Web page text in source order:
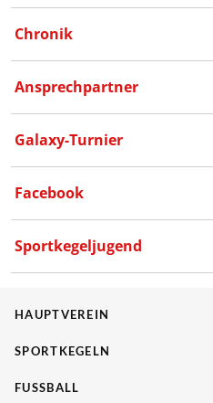
Chronik
Ansprechpartner
Galaxy-Turnier
Facebook
Sportkegeljugend
HAUPTVEREIN
SPORTKEGELN
FUSSBALL